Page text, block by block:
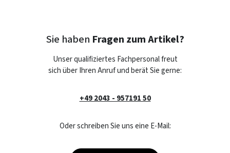
Sie haben Fragen zum Artikel?
Unser qualifiziertes Fachpersonal freut
sich über Ihren Anruf und berät Sie gerne:
+49 2043 - 957191 50
Oder schreiben Sie uns eine E-Mail: